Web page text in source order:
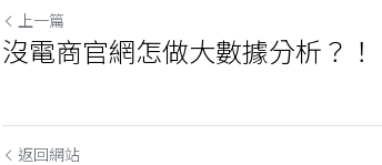
上一篇
沒電商官網怎做大數據分析？！
返回網站